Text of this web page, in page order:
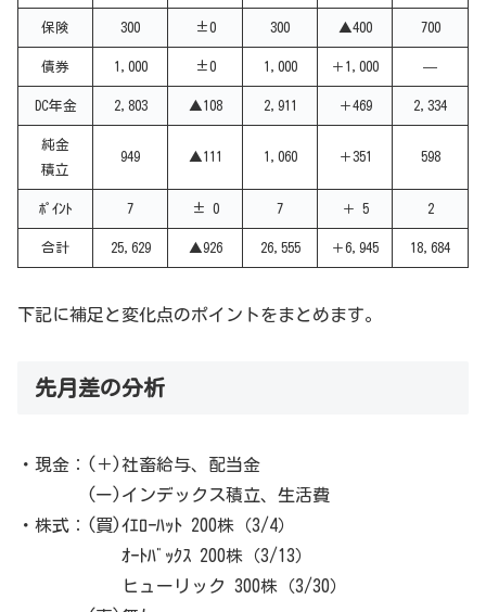
保険 300 ±0 300 ▲400 700
債券 1,000 ±0 1,000 ＋1,000 —
DC年金 2,803 ▲108 2,911 ＋469 2,334
純金
積立
949 ▲111 1,060 ＋351 598
ﾎﾟｲﾝﾄ 7 ± 0 7 ＋ 5 2
合計 25,629 ▲926 26,555 ＋6,945 18,684
下記に補足と変化点のポイントをまとめます。
先月差の分析
・現金：(＋)社畜給与、配当金
(ー)インデックス積立、生活費
・株式：(買)ｲｴﾛｰﾊｯﾄ 200株（3/4）
ｵｰﾄﾊﾞｯｸｽ 200株（3/13）
ヒューリック 300株（3/30）